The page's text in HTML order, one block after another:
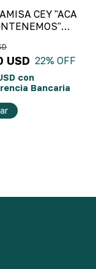
CEY "ACA
USD 22% OFF
con
Bancaria